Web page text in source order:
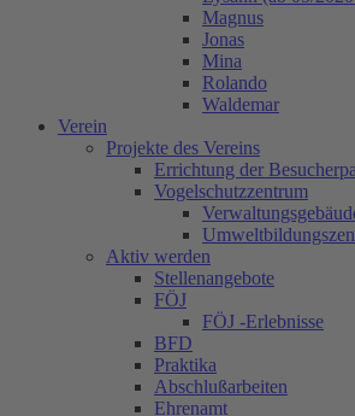
Magnus
Jonas
Mina
Rolando
Waldemar
Verein
Projekte des Vereins
Errichtung der
Vogelschutzzentrum
Aktiv werden
Stellenangebote
FÖJ
FÖJ -Erlebnisse
BFD
Praktika
Abschlußarbeiten
Ehrenamt